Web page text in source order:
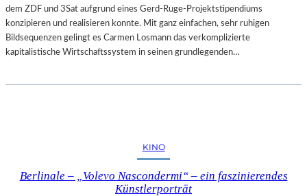
dem ZDF und 3Sat aufgrund eines Gerd-Ruge-Projektstipendiums
konzipieren und realisieren konnte. Mit ganz einfachen, sehr ruhigen
Bildsequenzen gelingt es Carmen Losmann das verkomplizierte
kapitalistische Wirtschaftssystem in seinen grundlegenden…
KINO
Berlinale – „Volevo Nascondermi“ – ein faszinierendes
Künstlerporträt